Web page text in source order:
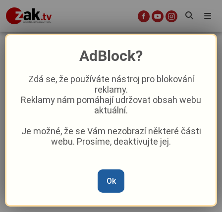
Energetický ráj v Kašperských Horách?
Zatímco Česko zdražuje, město topí
za zlomek ceny
Karlovarský kraj nasazuje energo-tým:
Sedm expertů pomůže obcím srazit
Týdenní horoskop od 23. do 29. března:
Odvaha, akce a jarní elán
AdBlock?
Zdá se, že používáte nástroj pro blokování
reklamy.
Reklamy nám pomáhají udržovat obsah webu
aktuální.
Je možné, že se Vám nezobrazí některé části
webu. Prosíme, deaktivujte jej.
Ok